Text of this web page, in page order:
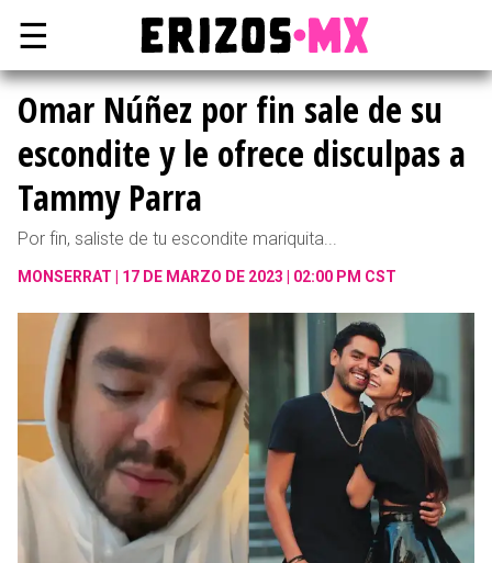
☰
Omar Núñez por fin sale de su
escondite y le ofrece disculpas a
Tammy Parra
Por fin, saliste de tu escondite mariquita...
MONSERRAT 17 DE MARZO DE 2023 | 02:00 PM CST